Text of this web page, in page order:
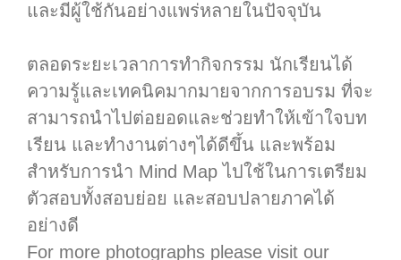
และมีผู้ใช้กันอย่างแพร่หลายในปัจจุบัน
ตลอดระยะเวลาการทำกิจกรรม นักเรียนได้
ความรู้และเทคนิคมากมายจากการอบรม ที่จะ
สามารถนำไปต่อยอดและช่วยทำให้เข้าใจบท
เรียน และทำงานต่างๆได้ดีขึ้น และพร้อม
สำหรับการนำ Mind Map ไปใช้ในการเตรียม
ตัวสอบทั้งสอบย่อย และสอบปลายภาคได้
อย่างดี
For more photographs please visit our